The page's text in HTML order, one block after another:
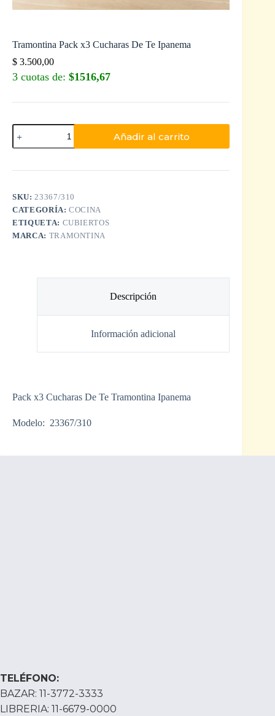
Tramontina Pack x3 Cucharas De Te Ipanema
$ 3.500,00
3 cuotas de: $1516,67
Añadir al carrito
SKU:23367/310
CATEGORÍA:COCINA
ETIQUETA: CUBIERTOS
MARCA: TRAMONTINA
Descripción
Información adicional
Pack x3 Cucharas De Te Tramontina Ipanema
Modelo: 23367/310
TELÉFONO:
BAZAR: 11-3772-3333
LIBRERIA: 11-6679-0000